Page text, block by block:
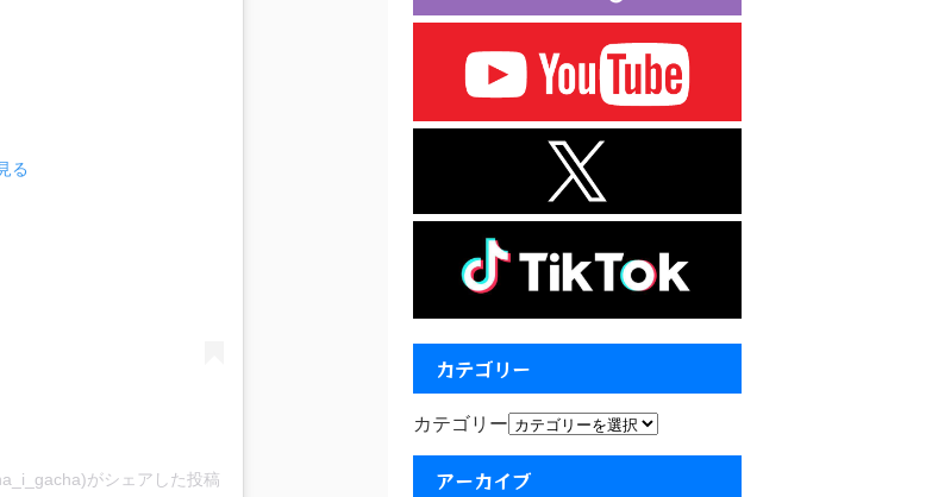
る
がシェアした投稿
カテゴリー
カテゴリー
アーカイブ